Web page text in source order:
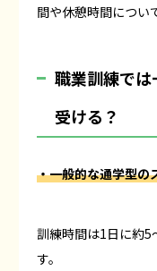
間や休憩時間につい
職業訓練で
受ける？
・一般的な通学型の
訓練時間は1日に約5
す。